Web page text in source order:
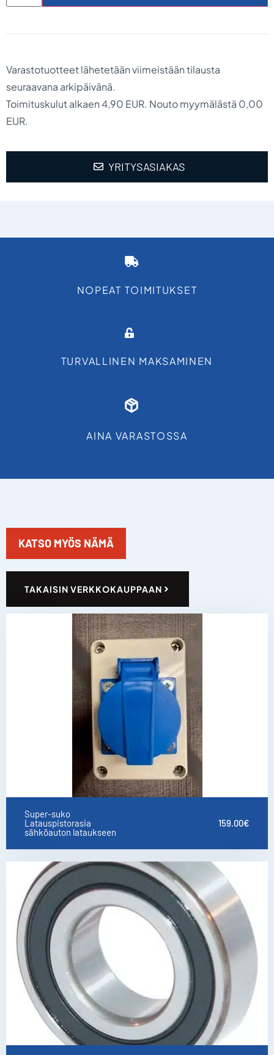
Varastotuotteet lähetetään viimeistään tilausta
seuraavana arkipäivänä.
Toimituskulut alkaen 4,90 EUR. Nouto myymälästä 0,00
EUR.
YRITYSASIAKAS
NOPEAT TOIMITUKSET
TURVALLINEN MAKSAMINEN
AINA VARASTOSSA
KATSO MYÖS NÄMÄ
TAKAISIN VERKKOKAUPPAAN
Super-suko
Latauspistorasia
sähköauton lataukseen
159.00€